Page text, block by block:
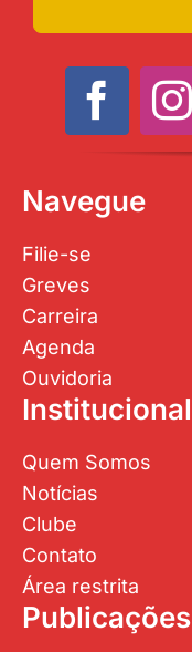
Navegue
Filie-se
Greves
Carreira
Agenda
Ouvidoria
Institucional
Quem Somos
Notícias
Clube
Contato
Área restrita
Publicações